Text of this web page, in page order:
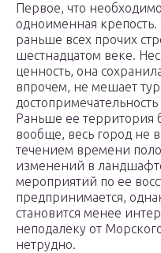
Первое, что
одноименная
раньше всех прочих
шестнадцатом веке.
ценность, она
впрочем, не мешает
Раньше ее территория
вообще, весь город не
течением времени
изменений в
мероприятий по ее
предпринимается,
становится менее
неподалеку от
нетрудно.